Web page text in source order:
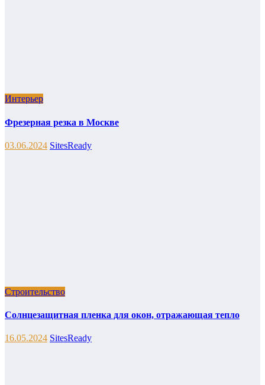
Интерьер
Фрезерная резка в Москве
03.06.2024 SitesReady
Строительство
Солнцезащитная пленка для окон, отражающая тепло
16.05.2024 SitesReady